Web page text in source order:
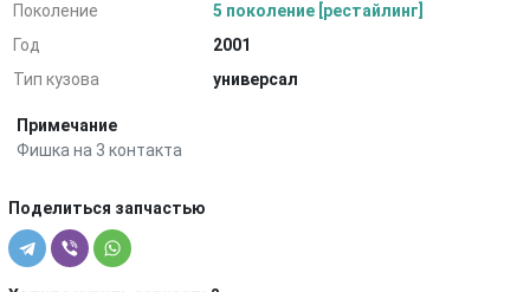
Поколение
5 поколение [рестайлинг]
Год
2001
Тип кузова
универсал
Примечание
Фишка на 3 контакта
Поделиться запчастью